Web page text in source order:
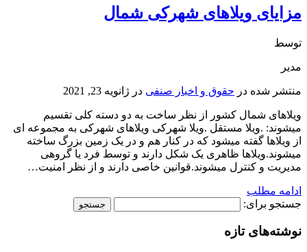
مزایای ویلاهای شهرکی شمال
توسط
مدیر
منتشر شده در حقوق و اخبار صنفی در ژانویه 23, 2021
ویلاهای شمال کشور از نظر ساخت به دو دسته کلی تقسیم
میشوند: .ویلا مستقل .ویلا شهرکی ویلاهای شهرکی به مجموعه ای
از ویلاها گفته میشود که در کنار هم و در یک زمین بزرگ ساخته
میشوند.ویلاها ظاهری یک شکل دارند و توسط فرد یا گروهی
مدیریت و کنترل میشوند.قوانین خاصی دارند و از نظر امنیت…
ادامه مطلب
جستجو برای:
نوشته‌های تازه